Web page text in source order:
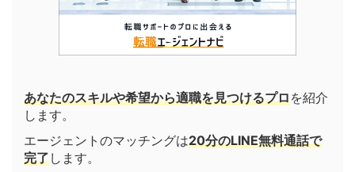
あなたのスキルや希望から適職を見つけるプロを紹介
します。
エージェントのマッチングは20分のLINE無料通話で
完了します。